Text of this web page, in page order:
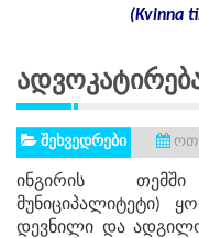
(Kvinna
შეხვედრები
ინგირის
მუნიციპალიტეტი)
დევნილი და